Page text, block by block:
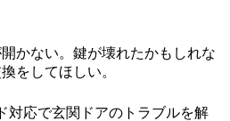
かない。鍵が壊れたかもしれな
をしてほしい。
対応で玄関ドアのトラブルを解